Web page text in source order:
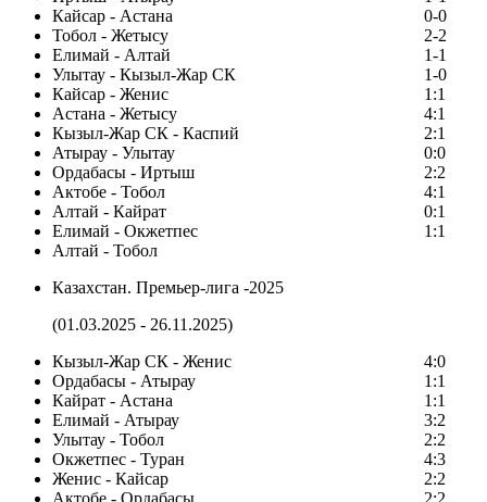
Кайсар - Астана
0-0
Тобол - Жетысу
2-2
Елимай - Алтай
1-1
Улытау - Кызыл-Жар СК
1-0
Кайсар - Женис
1:1
Астана - Жетысу
4:1
Кызыл-Жар СК - Каспий
2:1
Атырау - Улытау
0:0
Ордабасы - Иртыш
2:2
Актобе - Тобол
4:1
Алтай - Кайрат
0:1
Елимай - Окжетпес
1:1
Алтай - Тобол
Казахстан. Премьер-лига -2025
(01.03.2025 - 26.11.2025)
Кызыл-Жар СК - Женис
4:0
Ордабасы - Атырау
1:1
Кайрат - Астана
1:1
Елимай - Атырау
3:2
Улытау - Тобол
2:2
Окжетпес - Туран
4:3
Женис - Кайсар
2:2